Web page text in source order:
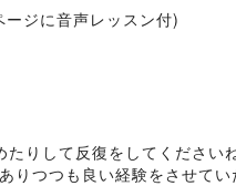
ジに音声レッスン付)
りして反復をしてください
つつも良い経験をさせて